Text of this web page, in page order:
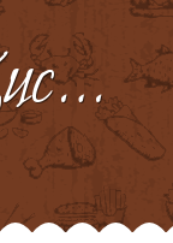
Trockene Kuchen